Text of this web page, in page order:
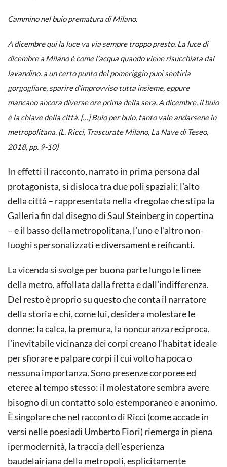
Cammino nel buio prematura di Milano.
A dicembre qui la luce va via sempre troppo presto. La luce di
dicembre a Milano è come l’acqua quando viene risucchiata dal
lavandino, a un certo punto del pomeriggio puoi sentirla
gorgogliare, sparire d’improvviso tutta insieme, eppure
mancano ancora diverse ore prima della sera. A dicembre, il buio
è la chiave della città. […] Buio per buio, tanto vale andarsene in
metropolitana. (L. Ricci, Trascurate Milano, La Nave di Teseo,
2018, pp. 9-10)
In effetti il racconto, narrato in prima persona dal
protagonista, si disloca tra due poli spaziali: l’alto
della città – rappresentata nella «fregola» che stipa la
Galleria fin dal disegno di Saul Steinberg in copertina
– e il basso della metropolitana, l’uno e l’altro non-
luoghi spersonalizzati e diversamente reificanti.
La vicenda si svolge per buona parte lungo le linee
della metro, affollata dalla fretta e dall’indifferenza.
Del resto è proprio su questo che conta il narratore
della storia e chi, come lui, desidera molestare le
donne: la calca, la premura, la noncuranza reciproca,
l’inevitabile vicinanza dei corpi creano l’habitat ideale
per sfiorare e palpare corpi il cui volto ha poca o
nessuna importanza. Sono presenze corporee ed
eteree al tempo stesso: il molestatore sembra avere
bisogno di un contatto solo estemporaneo e anonimo.
È singolare che nel racconto di Ricci (come accade in
versi nelle poesiadi Umberto Fiori) riemerga in piena
ipermodernità, la traccia dell’esperienza
baudelairiana della metropoli, esplicitamente